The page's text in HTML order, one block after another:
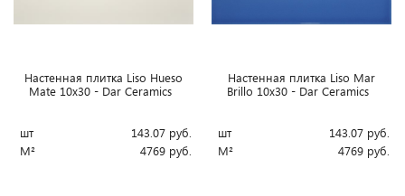
Настенная плитка Liso Hueso
Mate 10x30 - Dar Ceramics
шт 143.07 руб.
М²
4769 руб.
Настенная плитка Liso Mar
Brillo 10x30 - Dar Ceramics
шт 143.07 руб.
М²
4769 руб.